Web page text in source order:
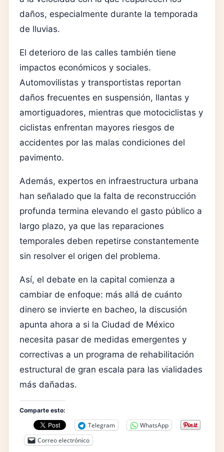
daños, especialmente durante la temporada
de lluvias.
El deterioro de las calles también tiene
impactos económicos y sociales.
Automovilistas y transportistas reportan
daños frecuentes en suspensión, llantas y
amortiguadores, mientras que motociclistas y
ciclistas enfrentan mayores riesgos de
accidentes por las malas condiciones del
pavimento.
Además, expertos en infraestructura urbana
han señalado que la falta de reconstrucción
profunda termina elevando el gasto público a
largo plazo, ya que las reparaciones
temporales deben repetirse constantemente
sin resolver el origen del problema.
Así, el debate en la capital comienza a
cambiar de enfoque: más allá de cuánto
dinero se invierte en bacheo, la discusión
apunta ahora a si la Ciudad de México
necesita pasar de medidas emergentes y
correctivas a un programa de rehabilitación
estructural de gran escala para las vialidades
más dañadas.
Comparte esto:
Telegram
WhatsApp
Correo electrónico